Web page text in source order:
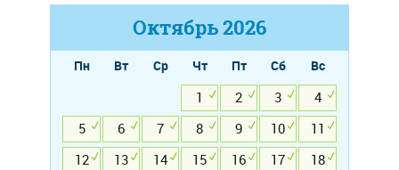
Октябрь2026
Пн Вт Ср Чт Пт Сб
Вс
1
2 3
4
5
6 7 8 9 10
11
12
13 14 15 16 17
18